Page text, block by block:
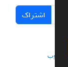
اشتراک
سیناوب